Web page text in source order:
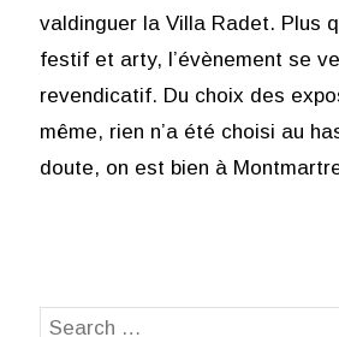
valdinguer la Villa Radet. Plus
festif et arty, l’évènement se
revendicatif. Du choix des
même, rien n’a été choisi au
doute, on est bien à
Search